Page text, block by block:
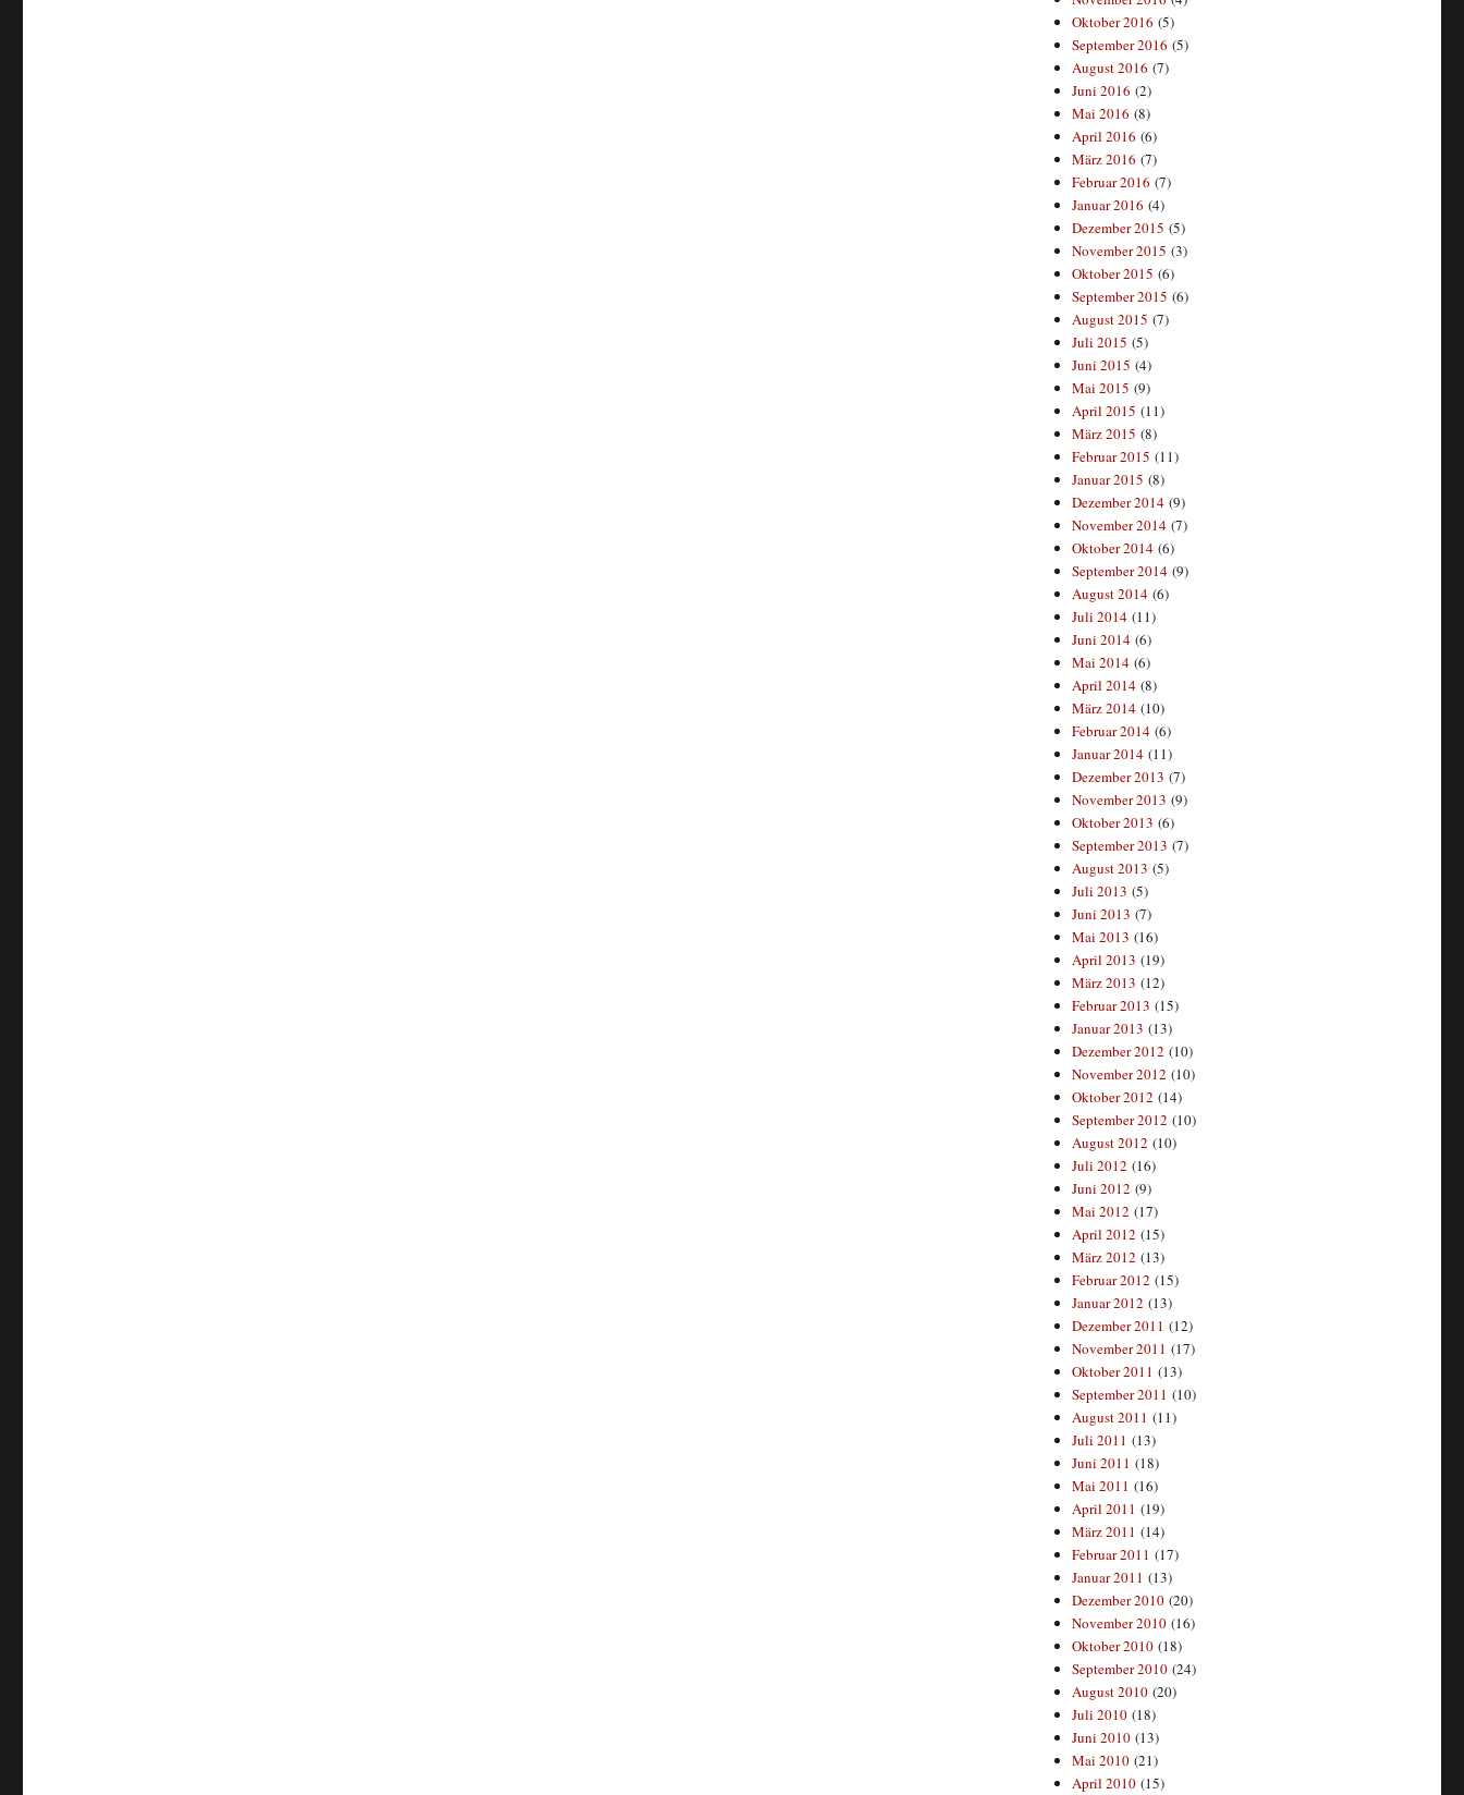
Oktober 2016 (5)
September 2016 (5)
August 2016 (7)
Juni 2016 (2)
Mai 2016 (8)
April 2016 (6)
März 2016 (7)
Februar 2016 (7)
Januar 2016 (4)
Dezember 2015 (5)
November 2015 (3)
Oktober 2015 (6)
September 2015 (6)
August 2015 (7)
Juli 2015 (5)
Juni 2015 (4)
Mai 2015 (9)
April 2015 (11)
März 2015 (8)
Februar 2015 (11)
Januar 2015 (8)
Dezember 2014 (9)
November 2014 (7)
Oktober 2014 (6)
September 2014 (9)
August 2014 (6)
Juli 2014 (11)
Juni 2014 (6)
Mai 2014 (6)
April 2014 (8)
März 2014 (10)
Februar 2014 (6)
Januar 2014 (11)
Dezember 2013 (7)
November 2013 (9)
Oktober 2013 (6)
September 2013 (7)
August 2013 (5)
Juli 2013 (5)
Juni 2013 (7)
Mai 2013 (16)
April 2013 (19)
März 2013 (12)
Februar 2013 (15)
Januar 2013 (13)
Dezember 2012 (10)
November 2012 (10)
Oktober 2012 (14)
September 2012 (10)
August 2012 (10)
Juli 2012 (16)
Juni 2012 (9)
Mai 2012 (17)
April 2012 (15)
März 2012 (13)
Februar 2012 (15)
Januar 2012 (13)
Dezember 2011 (12)
November 2011 (17)
Oktober 2011 (13)
September 2011 (10)
August 2011 (11)
Juli 2011 (13)
Juni 2011 (18)
Mai 2011 (16)
April 2011 (19)
März 2011 (14)
Februar 2011 (17)
Januar 2011 (13)
Dezember 2010 (20)
November 2010 (16)
Oktober 2010 (18)
September 2010 (24)
August 2010 (20)
Juli 2010 (18)
Juni 2010 (13)
Mai 2010 (21)
April 2010 (15)